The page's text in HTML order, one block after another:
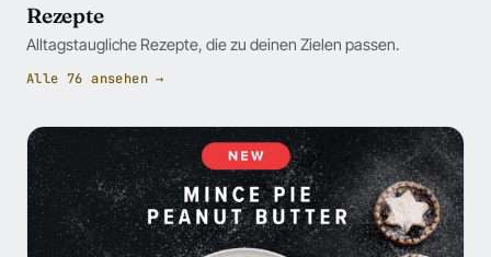
Rezepte
Alltagstaugliche Rezepte, die zu deinen Zielen passen.
Alle 76 ansehen →